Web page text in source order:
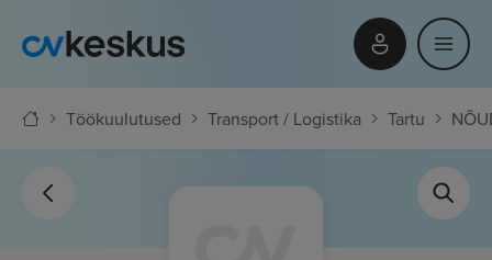
Töökuulutused Transport / Logistika Tartu